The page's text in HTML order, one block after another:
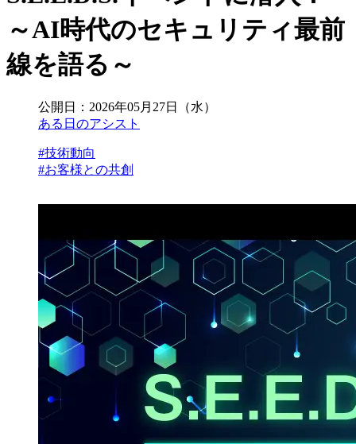
～AI時代のセキュリティ最前
線を語る～
公開日： 2026年05月27日（水）
ある日のアシスト
#技術動向
#お客様との共創